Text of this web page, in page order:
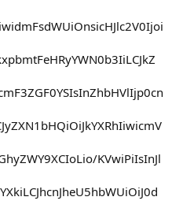
KVwiPiIsInJl